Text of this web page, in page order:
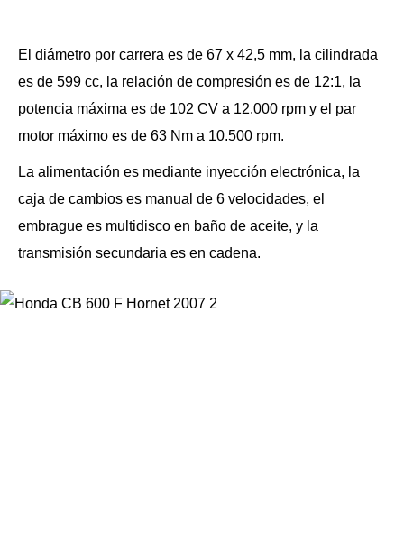
El diámetro por carrera es de 67 x 42,5 mm, la cilindrada
es de 599 cc, la relación de compresión es de 12:1, la
potencia máxima es de 102 CV a 12.000 rpm y el par
motor máximo es de 63 Nm a 10.500 rpm.
La alimentación es mediante inyección electrónica, la
caja de cambios es manual de 6 velocidades, el
embrague es multidisco en baño de aceite, y la
transmisión secundaria es en cadena.